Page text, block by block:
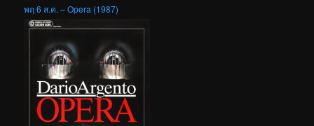
พฤ 6 ส.ค. – Opera (1987)